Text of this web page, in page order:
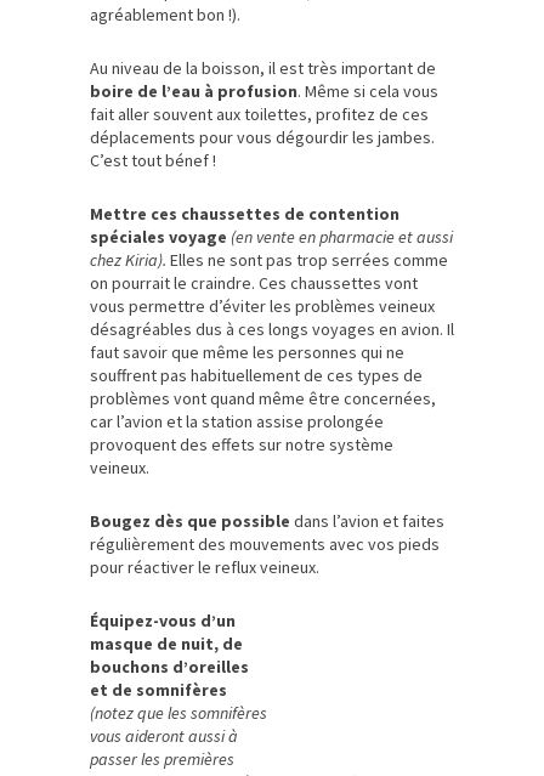
agréablement bon !).
Au niveau de la boisson, il est très important de
boire de l’eau à profusion. Même si cela vous
fait aller souvent aux toilettes, profitez de ces
déplacements pour vous dégourdir les jambes.
C’est tout bénef !
Mettre ces chaussettes de contention
spéciales voyage (en vente en pharmacie et aussi
chez Kiria). Elles ne sont pas trop serrées comme
on pourrait le craindre. Ces chaussettes vont
vous permettre d’éviter les problèmes veineux
désagréables dus à ces longs voyages en avion. Il
faut savoir que même les personnes qui ne
souffrent pas habituellement de ces types de
problèmes vont quand même être concernées,
car l’avion et la station assise prolongée
provoquent des effets sur notre système
veineux.
Bougez dès que possible dans l’avion et faites
régulièrement des mouvements avec vos pieds
pour réactiver le reflux veineux.
Équipez-vous d’un
masque de nuit, de
bouchons d’oreilles
et de somnifères
(notez que les somnifères
vous aideront aussi à
passer les premières